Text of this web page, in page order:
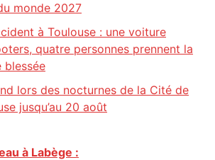
monde 2027
à Toulouse : une voiture
quatre personnes prennent la
blessée
lors des nocturnes de la Cité de
jusqu’au 20 août
à Labège :